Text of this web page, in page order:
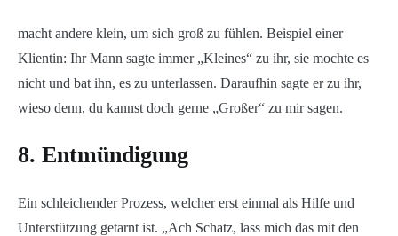
macht andere klein, um sich groß zu fühlen. Beispiel einer
Klientin: Ihr Mann sagte immer „Kleines“ zu ihr, sie mochte es
nicht und bat ihn, es zu unterlassen. Daraufhin sagte er zu ihr,
wieso denn, du kannst doch gerne „Großer“ zu mir sagen.
8. Entmündigung
Ein schleichender Prozess, welcher erst einmal als Hilfe und
Unterstützung getarnt ist. „Ach Schatz, lass mich das mit den